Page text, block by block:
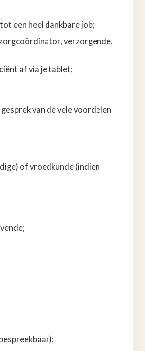
een heel dankbare job;
verzorgende,
af via je tablet;
van de vele voordelen
of vroedkunde (indien